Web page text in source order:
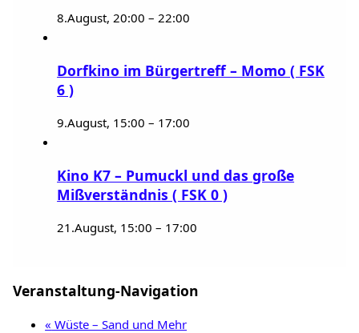
8.August, 20:00 –22:00
Dorfkino im Bürgertreff – Momo ( FSK
6 )
9.August, 15:00 – 17:00
Kino K7 – Pumuckl und das große
Mißverständnis ( FSK 0 )
21.August, 15:00 – 17:00
Veranstaltung-Navigation
« Wüste – Sand und Mehr